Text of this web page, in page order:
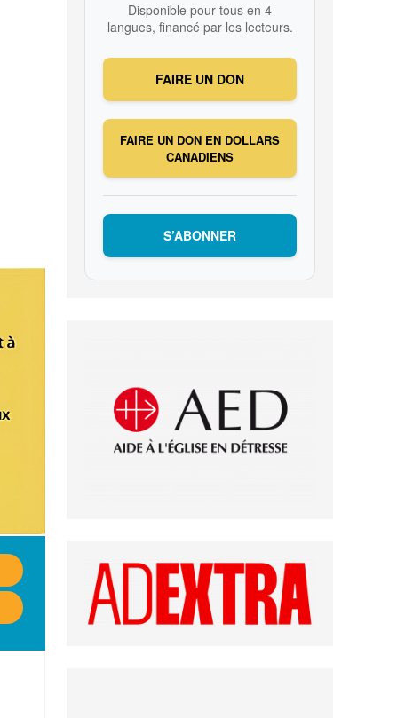
Disponible pour tous en 4
langues, financé par les lecteurs.
FAIRE UN DON
FAIRE UN DON EN DOLLARS
CANADIENS
S’ABONNER